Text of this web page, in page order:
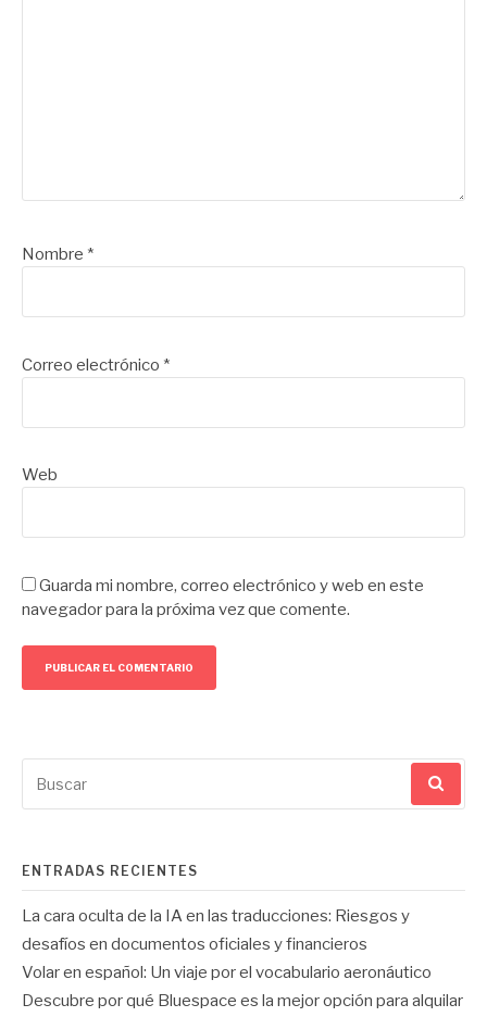
Nombre *
Correo electrónico *
Web
Guarda mi nombre, correo electrónico y web en este
navegador para la próxima vez que comente.
por:
ENTRADAS RECIENTES
La cara oculta de la IA en las traducciones: Riesgos y
desafíos en documentos oficiales y financieros
Volar en español: Un viaje por el vocabulario aeronáutico
Descubre por qué Bluespace es la mejor opción para alquilar